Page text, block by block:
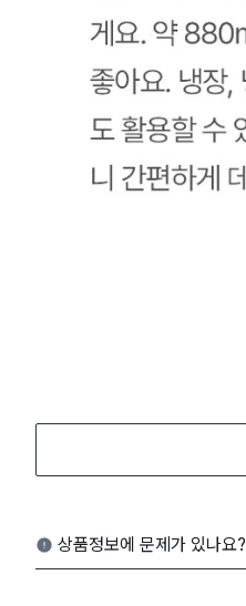
상품정보에 문제가 있나요?